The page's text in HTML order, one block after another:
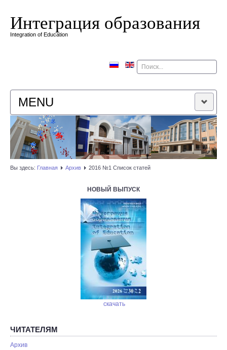
Интеграция образования
Integration of Education
Поиск
MENU
ГЛАВНАЯ
РЕДАКЦИОННАЯ КОЛЛЕГИЯ
Вы здесь: Главная Архив 2016 №1 Список статей
НОВЫЙ ВЫПУСК
скачать
ЧИТАТЕЛЯМ
Архив